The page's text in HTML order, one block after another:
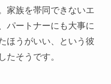
家族を帯同できないエ
パートナーにも大事に
ほうがいい、という彼
たそうです。